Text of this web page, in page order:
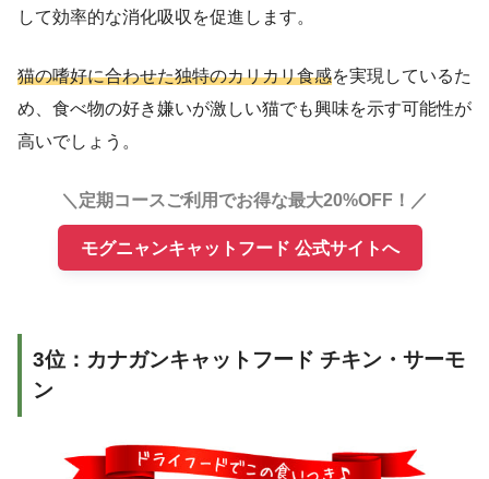
して効率的な消化吸収を促進します。
猫の嗜好に合わせた独特のカリカリ食感を実現しているた
め、食べ物の好き嫌いが激しい猫でも興味を示す可能性が
高いでしょう。
＼定期コースご利用でお得な最大20%OFF！／
モグニャンキャットフード 公式サイトへ
3位：カナガンキャットフード チキン・サーモ
ン